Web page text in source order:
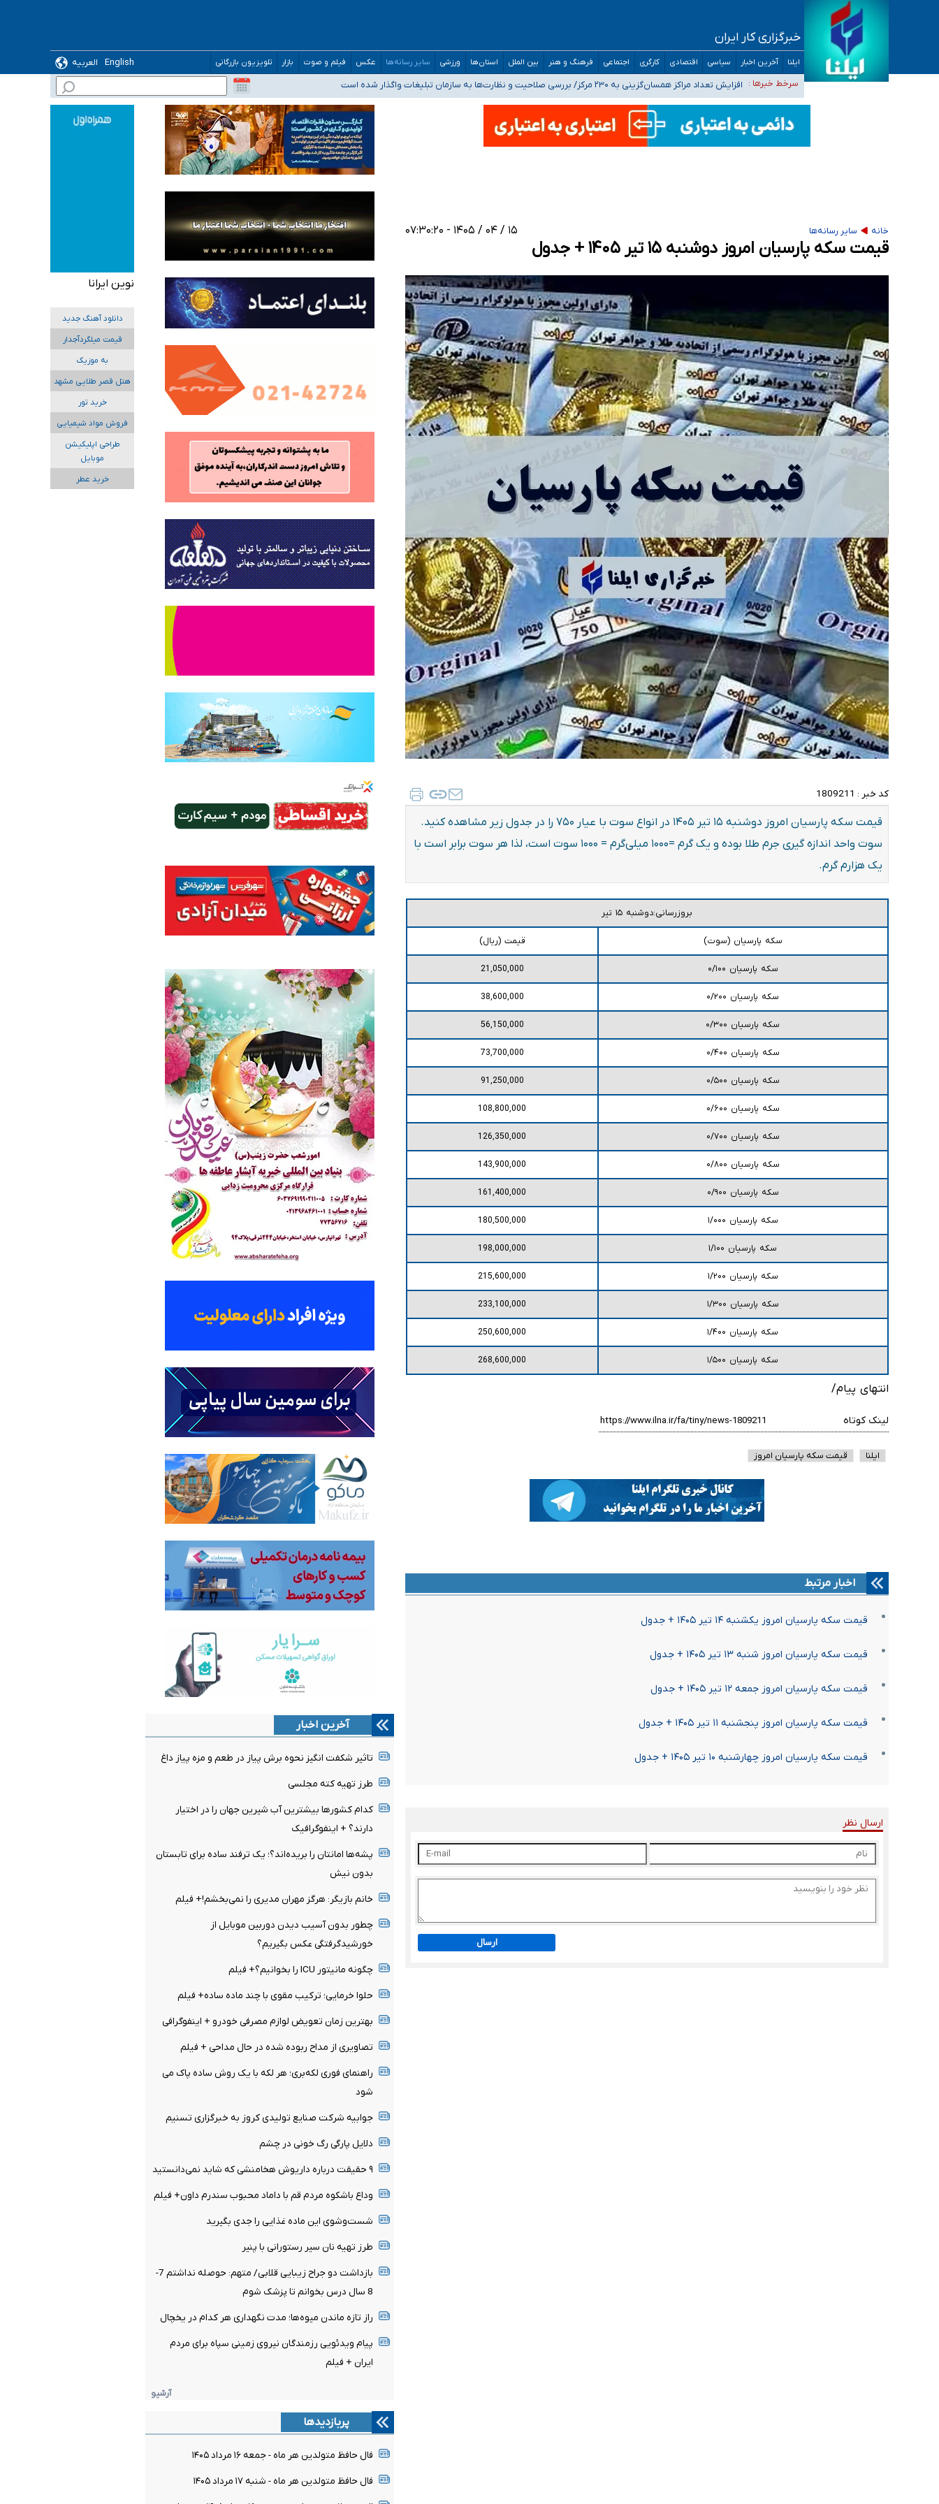
خبرگزاری کار ایران
ایلنا آخرین اخبار سیاسی اقتصادی کارگری اجتماعی فرهنگ و هنر بین الملل استان‌ها ورزشی سایر رسانه‌ها عکس فیلم و صوت بازار تلویزیون بازرگانی English
العربیه
سرخط خبرها :
ضرورت آموزش حریم خصوصی در فضای آنلاین در مدارس/ هزینه‌های سنگین اجتماعی انتشار تصاویر خصوصی برای قربانیان/ سوءاستفاده
مجرمان از ترس رسواییافزایش تعداد مراکز همسان‌گزینی به ۲۳۰ مرکز/ بررسی صلاحیت و نظارت‌ها به سازمان تبلیغات واگذار شده است
۴۰ تا ۵۰ روز گرمای نسبی در پیش داریم/ دمای تهران به ۳۸ درجه می‌رسد
موضع وزارت بهداشت درباره ظرفیت پزشکی کنکور ۱۴۰۵: خواستار اصلاح ظرفیت‌ها هستیم، اما هنوز پاسخ مشخصی نگرفته‌ایم
تعویق آزمون ورودی دکترای تخصصی فرماندهی صحنه عملیات و دکترای تخصصی جغرافیای نظامی دافوس آجا
خانه سایر رسانه‌ها ۱۵ / ۰۴ / ۱۴۰۵ - ۰۷:۳۰:۲۰
قیمت سکه پارسیان امروز دوشنبه ۱۵ تیر ۱۴۰۵ + جدول
کد خبر : 1809211
قیمت سکه پارسیان امروز دوشنبه ۱۵ تیر ۱۴۰۵ در انواع سوت با عیار ۷۵۰ را در جدول زیر مشاهده کنید.
سوت واحد اندازه گیری جرم طلا بوده و یک گرم =۱۰۰۰ میلی‌گرم = ۱۰۰۰ سوت است، لذا هر سوت برابر است با
یک هزارم گرم.
بروزرسانی:دوشنبه ۱۵ تیر
سکه پارسیان (سوت) قیمت (ریال)
سکه پارسیان ۰/۱۰۰ 21,050,000
سکه پارسیان ۰/۲۰۰ 38,600,000
سکه پارسیان ۰/۳۰۰ 56,150,000
سکه پارسیان ۰/۴۰۰ 73,700,000
سکه پارسیان ۰/۵۰۰ 91,250,000
سکه پارسیان ۰/۶۰۰ 108,800,000
سکه پارسیان ۰/۷۰۰ 126,350,000
سکه پارسیان ۰/۸۰۰ 143,900,000
سکه پارسیان ۰/۹۰۰ 161,400,000
سکه پارسیان ۱/۰۰۰ 180,500,000
سکه پارسیان ۱/۱۰۰ 198,000,000
سکه پارسیان ۱/۲۰۰ 215,600,000
سکه پارسیان ۱/۳۰۰ 233,100,000
سکه پارسیان ۱/۴۰۰ 250,600,000
سکه پارسیان ۱/۵۰۰ 268,600,000
انتهای پیام/
لینک کوتاه
ایلنا قیمت سکه پارسیان امروز
اخبار مرتبط
قیمت سکه پارسیان امروز یکشنبه ۱۴ تیر ۱۴۰۵ + جدول
قیمت سکه پارسیان امروز شنبه ۱۳ تیر ۱۴۰۵ + جدول
قیمت سکه پارسیان امروز جمعه ۱۲ تیر ۱۴۰۵ + جدول
قیمت سکه پارسیان امروز پنجشنبه ۱۱ تیر ۱۴۰۵ + جدول
قیمت سکه پارسیان امروز چهارشنبه ۱۰ تیر ۱۴۰۵ + جدول
ارسال نظر
ارسال
آخرین اخبار
تاثیر شکفت انگیز نحوه برش پیاز در طعم و مزه پیاز داغ
طرز تهیه کته مجلسی
کدام کشورها بیشترین آب شیرین جهان را در اختیار
دارند؟ + اینفوگرافیک
پشه‌ها امانتان را بریده‌اند؟؛ یک ترفند ساده برای تابستان
بدون نیش
خانم بازیگر: هرگز مهران مدیری را نمی‌بخشم!+ فیلم
چطور بدون آسیب دیدن دوربین موبایل از
خورشیدگرفتگی عکس بگیریم؟
چگونه مانیتور ICU را بخوانیم؟+ فیلم
حلوا خرمایی؛ ترکیب مقوی با چند ماده ساده+ فیلم
بهترین زمان تعویض لوازم مصرفی خودرو + اینفوگرافی
تصاویری از مداح ربوده شده در حال مداحی + فیلم
راهنمای فوری لکه‌بری؛ هر لکه با یک روش ساده پاک می
شود
جوابیه شرکت صنایع تولیدی کروز به خبرگزاری تسنیم
دلایل پارگی رگ خونی در چشم
۹ حقیقت درباره داریوش هخامنشی که شاید نمی‌دانستید
وداع باشکوه مردم قم با داماد محبوب سندرم داون+ فیلم
شست‌وشوی این ماده غذایی را جدی بگیرید
طرز تهیه نان سیر رستورانی با پنیر
بازداشت دو جراح زیبایی قلابی/ متهم: حوصله نداشتم 7-
8 سال درس بخوانم تا پزشک شوم
راز تازه ماندن میوه‌ها؛ مدت نگهداری هر کدام در یخچال
پیام ویدئویی رزمندگان نیروی زمینی سپاه برای مردم
ایران + فیلم
آرشیو
پربازدیدها
فال حافظ متولدین هر ماه - جمعه ۱۶ مرداد ۱۴۰۵
فال حافظ متولدین هر ماه - شنبه ۱۷ مرداد ۱۴۰۵
نوین ایرانا
دانلود آهنگ جدید
قیمت میلگردآجدار
به موزیک
هتل قصر طلایی مشهد
خرید تور
فروش مواد شیمیایی
طراحی اپلیکیشن
موبایل
خرید عطر